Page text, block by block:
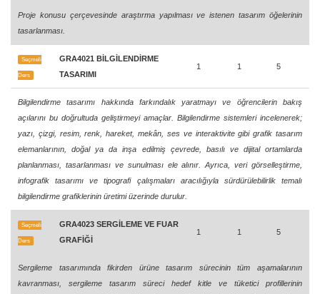
Proje konusu çerçevesinde araştırma yapılması ve istenen tasarım öğelerinin
tasarlanması.
Seçmeli
Ders
GRA4021 BİLGİLENDİRME
TASARIMI
1 1 5
Bilgilendirme tasarımı hakkında farkındalık yaratmayı ve öğrencilerin bakış
açılarını bu doğrultuda geliştirmeyi amaçlar. Bilgilendirme sistemleri incelenerek;
yazı, çizgi, resim, renk, hareket, mekân, ses ve interaktivite gibi grafik tasarım
elemanlarının, doğal ya da inşa edilmiş çevrede, basılı ve dijital ortamlarda
planlanması, tasarlanması ve sunulması ele alınır. Ayrıca, veri görselleştirme,
infografik tasarımı ve tipografi çalışmaları aracılığıyla sürdürülebilirlik temalı
bilgilendirme grafiklerinin üretimi üzerinde durulur.
Seçmeli
Ders
GRA4023 SERGİLEME VE FUAR
GRAFİĞİ
1 1 5
Sergileme tasarımında fikirden ürüne tasarım sürecinin tüm aşamalarının
kavranması, sergileme tasarım süreci hedef kitle ve tüketici profillerinin